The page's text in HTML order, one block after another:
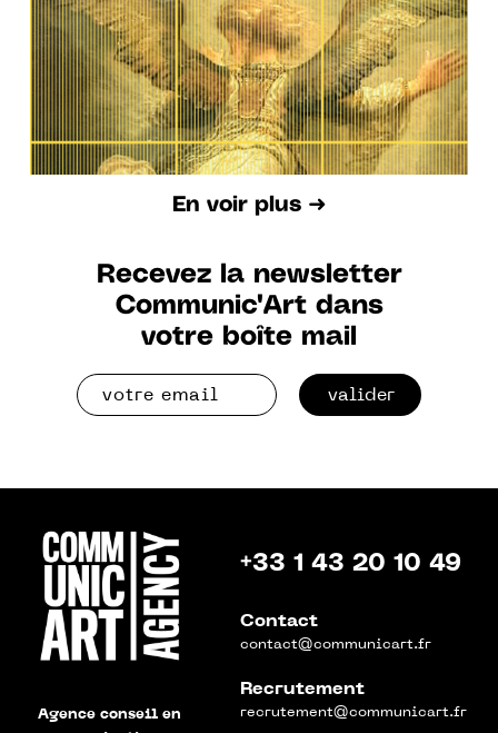
LA BLOCKCHAIN
En voir plus ➜
Recevez la newsletter
Communic'Art dans
votre boîte mail
valider
Agence conseil en
+33 1 43 20 10 49
Contact
contact@communicart.fr
Recrutement
recrutement@communicart.fr